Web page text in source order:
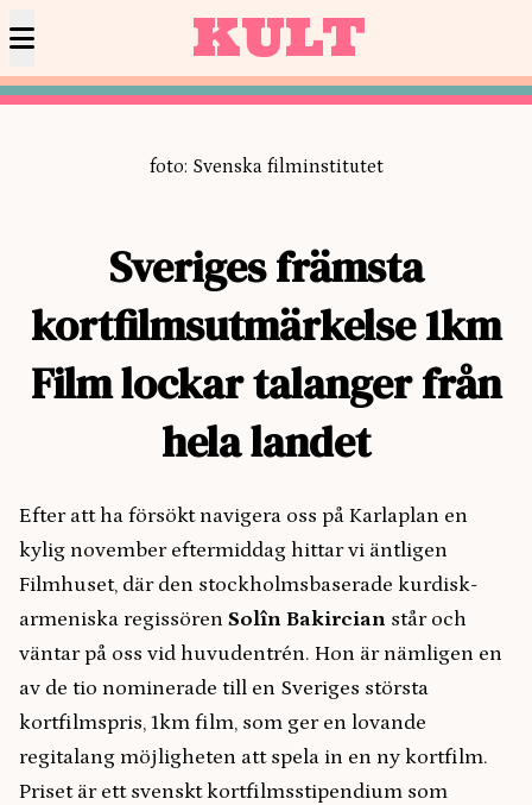
KULT
foto: Svenska filminstitutet
Sveriges främsta
kortfilmsutmärkelse 1km
Film lockar talanger från
hela landet
Efter att ha försökt navigera oss på Karlaplan en
kylig november eftermiddag hittar vi äntligen
Filmhuset, där den stockholmsbaserade kurdisk-
armeniska regissören Solîn Bakircian står och
väntar på oss vid huvudentrén. Hon är nämligen en
av de tio nominerade till en Sveriges största
kortfilmspris, 1km film, som ger en lovande
regitalang möjligheten att spela in en ny kortfilm.
Priset är ett svenskt kortfilmsstipendium som